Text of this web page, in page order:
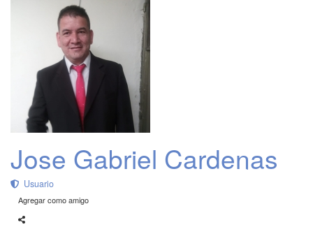
Jose Gabriel Cardenas
Usuario
Agregar como amigo